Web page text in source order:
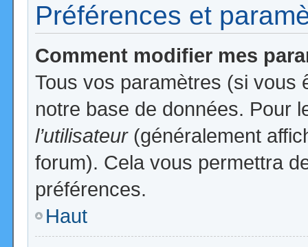
Préférences et
Comment modifier mes
Tous vos paramètres (si vous
notre base de données. Pour
l’utilisateur(généralement
forum). Cela vous permettra
préférences.
Haut